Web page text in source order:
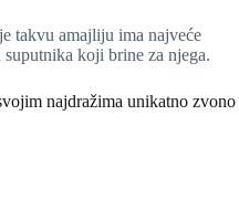
takvu amajliju ima najveće
koji brine za njega.
najdražima unikatno zvono